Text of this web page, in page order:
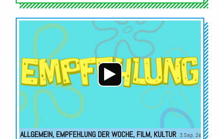
Audio-
Player
ALLGEMEIN, EMPFEHLUNG DER WOCHE, FILM, KULTUR 3.Sep. 24